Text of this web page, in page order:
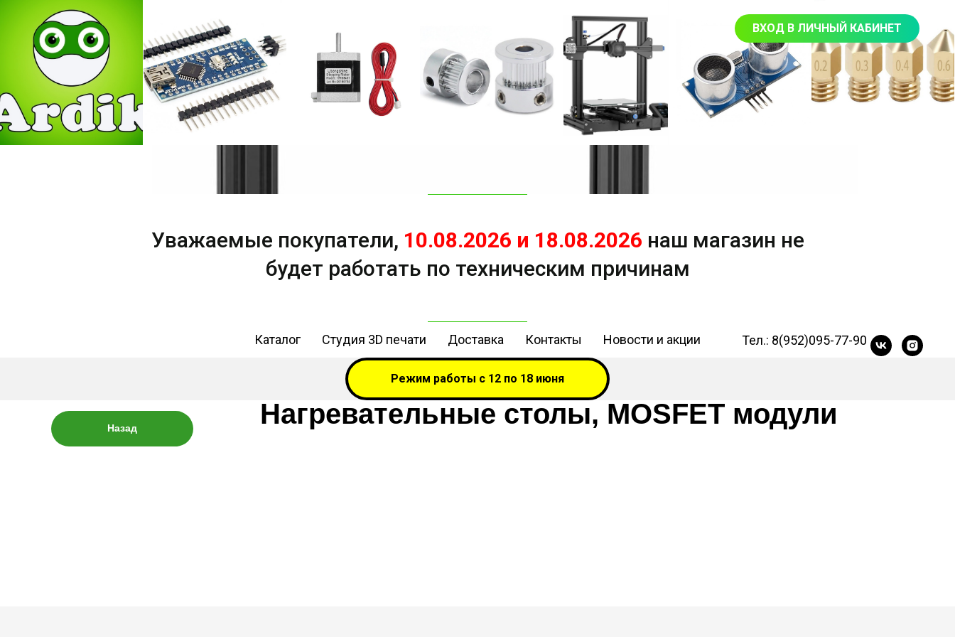
Уважаемые покупатели, 10.08.2026 и 18.08.2026 наш магазин не
будет работать по техническим причинам
Каталог Студия 3D печати Доставка Контакты Новости и акции Тел.: 8(952)095-77-90
ВХОД В ЛИЧНЫЙ КАБИНЕТ
Режим работы с 12 по 18 июня
Нагревательные столы, MOSFET модули
Назад